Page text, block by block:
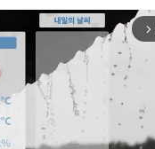
arrow_forward_ios